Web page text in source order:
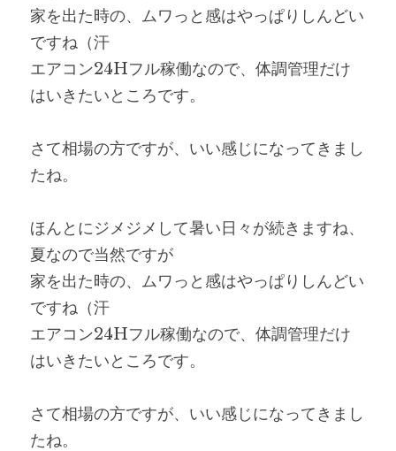
家を出た時の、ムワっと感はやっぱりしんどい
ですね（汗
エアコン24Hフル稼働なので、体調管理だけ
はいきたいところです。
さて相場の方ですが、いい感じになってきまし
たね。
ほんとにジメジメして暑い日々が続きますね、
夏なので当然ですが
家を出た時の、ムワっと感はやっぱりしんどい
ですね（汗
エアコン24Hフル稼働なので、体調管理だけ
はいきたいところです。
さて相場の方ですが、いい感じになってきまし
たね。